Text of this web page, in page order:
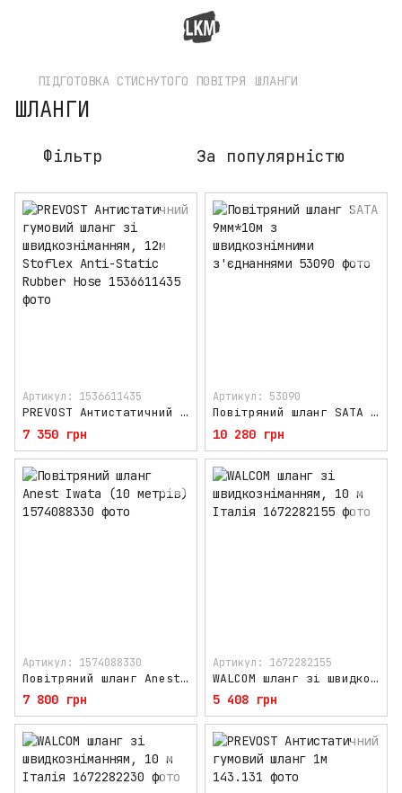
ПІДГОТОВКА СТИСНУТОГО ПОВІТРЯ ШЛАНГИ
ШЛАНГИ
Фільтр За популярністю
Артикул: 1536611435
PREVOST Антистатичний гумовий шланг зі швидкозніманням, 12м Stoflex Anti-Static Rubber Hose
7 350 грн
Артикул: 53090
Повітряний шланг SATA 9мм*10м з швидкознімними з'єднаннями
10 280 грн
Артикул: 1574088330
Повітряний шланг Anest Iwata (10 метрів)
7 800 грн
Артикул: 1672282155
WALCOM шланг зі швидкозніманням, 10 м Італія
5 408 грн